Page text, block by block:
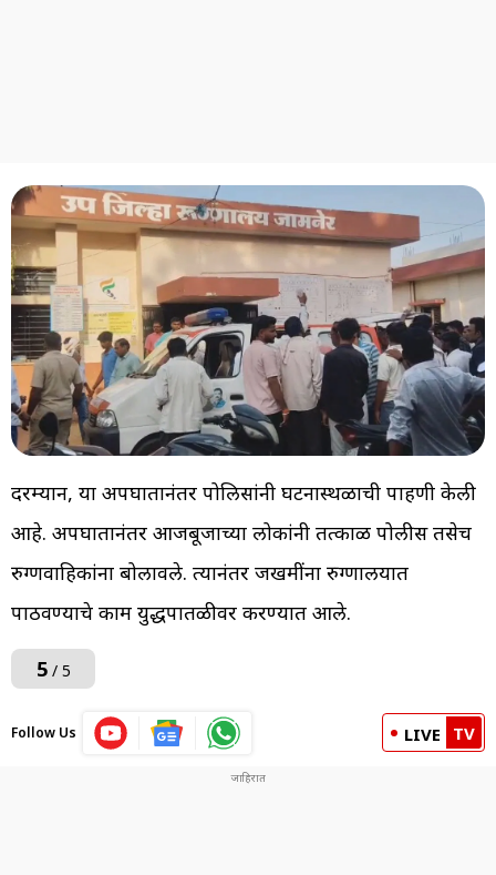
दरम्यान, या अपघातानंतर पोलिसांनी घटनास्थळाची पाहणी केली
आहे. अपघातानंतर आजबूजाच्या लोकांनी तत्काळ पोलीस तसेच
रुग्णवाहिकांना बोलावले. त्यानंतर जखमींना रुग्णालयात
पाठवण्याचे काम युद्धपातळीवर करण्यात आले.
5/ 5
Follow Us LIVE TV